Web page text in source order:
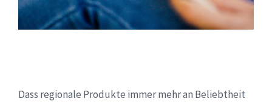
Dass regionale Produkte immer mehr an Beliebtheit